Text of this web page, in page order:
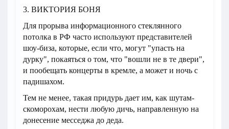
3. ВИКТОРИЯ БОНЯ
Для прорыва информационного стеклянного
потолка в РФ часто используют представителей
шоу-биза, которые, если что, могут "упасть на
дурку", покаяться о том, что "вошли не в те двери",
и пообещать концерты в кремле, а может и ночь с
падишахом.
Тем не менее, такая придурь дает им, как шутам-
скоморохам, нести любую дичь, направленную на
донесение месседжа до деда.